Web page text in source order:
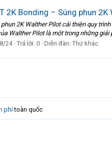
2K Bonding – Súng phun
2K Walther Pilot cải thiện quy
Walther Pilot là một trong những
24 Trả lời: 0 Diễn đàn: Thứ khác
phítoàn quốc